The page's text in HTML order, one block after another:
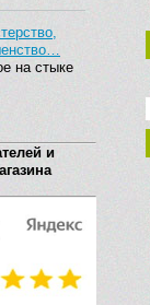
на стыке
и